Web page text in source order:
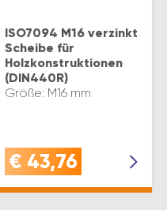
ISO7094 M16 verzinkt
Scheibe für
Holzkonstruktionen
(DIN440R)
Größe: M16 mm
€ 43,76